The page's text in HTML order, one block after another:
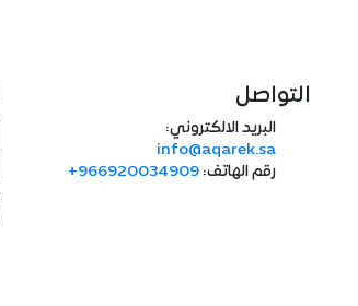
التواصل
البريد الالكتروني:
info@aqarek.sa
رقم الهاتف: +966920034909